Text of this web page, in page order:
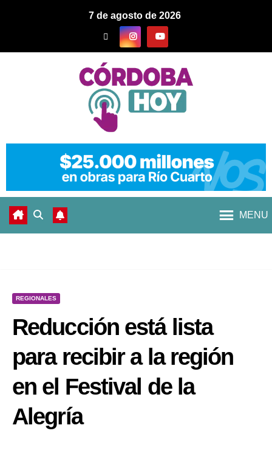
7 de agosto de 2026
MENU
REGIONALES
Reducción está lista
para recibir a la región
en el Festival de la
Alegría